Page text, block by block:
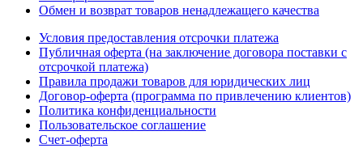
Обмен и возврат товаров ненадлежащего качества
Условия предоставления отсрочки платежа
Публичная оферта (на заключение договора поставки с
отсрочкой платежа)
Правила продажи товаров для юридических лиц
Договор-оферта (программа по привлечению клиентов)
Политика конфиденциальности
Пользовательское соглашение
Счет-оферта